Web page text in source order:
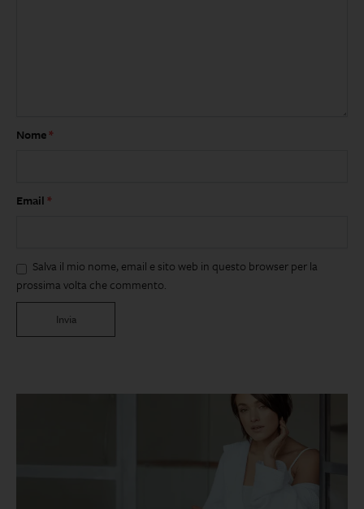
Nome*
Email*
Salva il mio nome, email e sito web in questo browser per la
prossima volta che commento.